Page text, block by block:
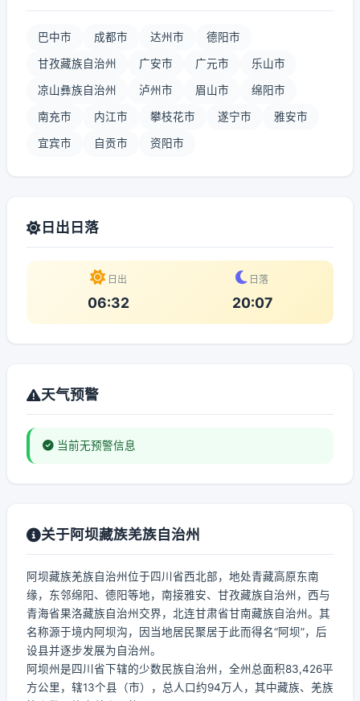
巴中市 成都市 达州市 德阳市
甘孜藏族自治州 广安市 广元市 乐山市
凉山彝族自治州 泸州市 眉山市 绵阳市
南充市 内江市 攀枝花市 遂宁市 雅安市
宜宾市 自贡市 资阳市
日出日落
日出
06:32
日落
20:07
天气预警
当前无预警信息
关于阿坝藏族羌族自治州
阿坝藏族羌族自治州位于四川省西北部，地处青藏高原东南
缘，东邻绵阳、德阳等地，南接雅安、甘孜藏族自治州，西与
青海省果洛藏族自治州交界，北连甘肃省甘南藏族自治州。其
名称源于境内阿坝沟，因当地居民聚居于此而得名“阿坝”，后
设县并逐步发展为自治州。
阿坝州是四川省下辖的少数民族自治州，全州总面积83,426平
方公里，辖13个县（市），总人口约94万人，其中藏族、羌族